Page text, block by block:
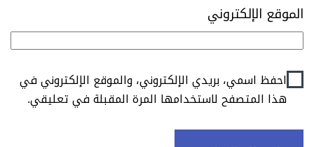
الموقع الإلكتروني
احفظ اسمي، بريدي الإلكتروني، والموقع الإلكتروني في
هذا المتصفح لاستخدامها المرة المقبلة في تعليقي.